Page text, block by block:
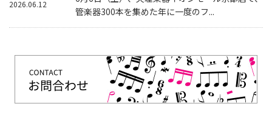
管楽器300本を集めた年に一度のフ...
2026.06.12